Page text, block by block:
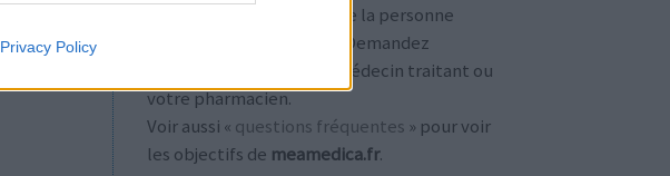
Privacy Policy
secondaires dépendent de la personne
utilisant le médicament. Demandez
toujours conseil à votre médecin traitant ou
votre pharmacien.
Voir aussi « questions fréquentes » pour voir
les objectifs de meamedica.fr.